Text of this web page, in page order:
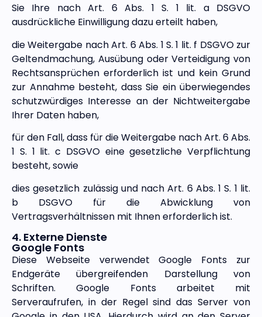
Sie Ihre nach Art. 6 Abs. 1 S. 1 lit. a DSGVO
ausdrückliche Einwilligung dazu erteilt haben,
die Weitergabe nach Art. 6 Abs. 1 S. 1 lit. f DSGVO zur
Geltendmachung, Ausübung oder Verteidigung von
Rechtsansprüchen erforderlich ist und kein Grund
zur Annahme besteht, dass Sie ein überwiegendes
schutzwürdiges Interesse an der Nichtweitergabe
Ihrer Daten haben,
für den Fall, dass für die Weitergabe nach Art. 6 Abs.
1 S. 1 lit. c DSGVO eine gesetzliche Verpflichtung
besteht, sowie
dies gesetzlich zulässig und nach Art. 6 Abs. 1 S. 1 lit.
b DSGVO für die Abwicklung von
Vertragsverhältnissen mit Ihnen erforderlich ist.
4. Externe Dienste
Google Fonts
Diese Webseite verwendet Google Fonts zur
Endgeräte übergreifenden Darstellung von
Schriften. Google Fonts arbeitet mit
Serveraufrufen, in der Regel sind das Server von